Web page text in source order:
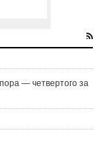
— четвертого за